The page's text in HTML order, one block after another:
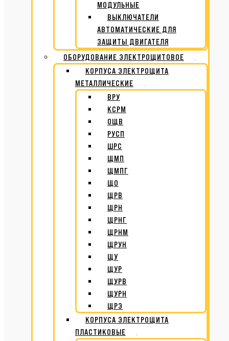
МОДУЛЬНЫЕ
ВЫКЛЮЧАТЕЛИ
АВТОМАТИЧЕСКИЕ ДЛЯ
ЗАЩИТЫ ДВИГАТЕЛЯ
ОБОРУДОВАНИЕ ЭЛЕКТРОЩИТОВОЕ
КОРПУСА ЭЛЕКТРОЩИТА
МЕТАЛЛИЧЕСКИЕ
ВРУ
КСРМ
ОЩВ
РУСП
ШРС
ЩМП
ЩМПГ
ЩО
ЩРВ
ЩРН
ЩРНГ
ЩРНМ
ЩРУН
ЩУ
ЩУР
ЩУРВ
ЩУРН
ЩРЭ
КОРПУСА ЭЛЕКТРОЩИТА
ПЛАСТИКОВЫЕ